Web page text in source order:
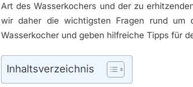
Art des Wasserkochers und der zu
wir daher die wichtigsten Fragen rund um
Wasserkocher und geben hilfreiche Tipps für
Inhaltsverzeichnis